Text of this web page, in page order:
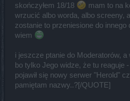
skończyłem 18/18
mam to na
wrzucić albo worda, albo screeny,
zostanie to przeniesione do innego
wiem
i jeszcze ptanie do Moderatorów, a
bo tylko Jego widze, że tu reaguje
pojawił się nowy serwer "Herold"
pamiętam nazwy..?[/QUOTE]